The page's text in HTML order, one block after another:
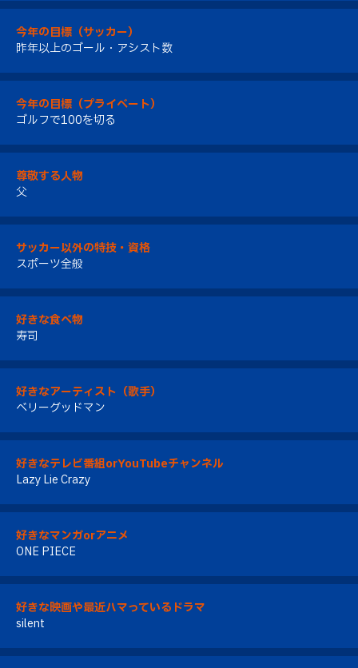
今年の目標（サッカー）
昨年以上のゴール・アシスト数
今年の目標（プライベート）
ゴルフで100を切る
尊敬する人物
父
サッカー以外の特技・資格
スポーツ全般
好きな食べ物
寿司
好きなアーティスト（歌手）
ベリーグッドマン
好きなテレビ番組orYouTubeチャンネル
Lazy Lie Crazy
好きなマンガorアニメ
ONE PIECE
好きな映画や最近ハマっているドラマ
silent